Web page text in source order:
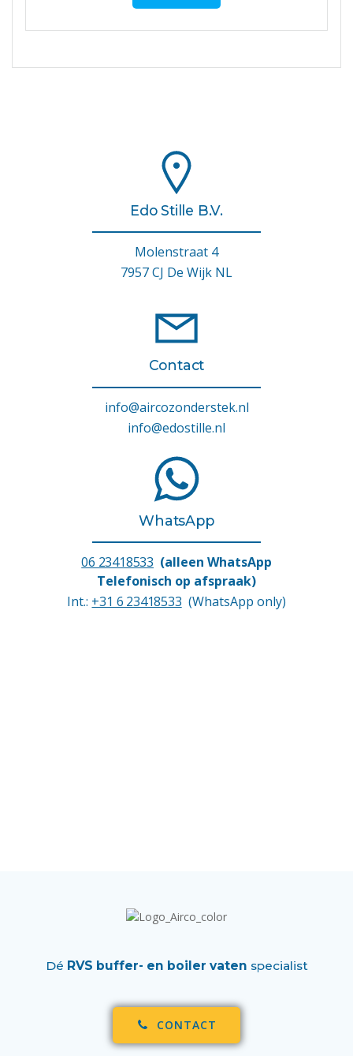
Edo Stille B.V.
Molenstraat 4
7957 CJ De Wijk NL
Contact
info@aircozonderstek.nl
info@edostille.nl
WhatsApp
06 23418533 (alleen WhatsApp
Telefonisch op afspraak)
Int.: +31 6 23418533 (WhatsApp only)
Dé RVS buffer- en boiler vaten specialist
CONTACT